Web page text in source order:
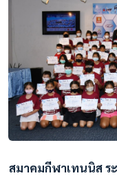
สมาคมกีฬาเทนนิส